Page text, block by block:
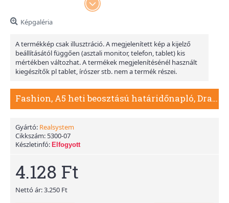
Képgaléria
A termékkép csak illusztráció. A megjelenített kép a kijelző
beállításától függően (asztali monitor, telefon, tablet) kis
mértékben változhat. A termékek megjelenítésénél használt
kiegészítők pl tablet, írószer stb. nem a termék részei.
Fashion, A5 heti beosztású határidőnapló, Drapp
Gyártó: Realsystem
Cikkszám: 5300-07
Készletinfó: Elfogyott
4.128 Ft
Nettó ár: 3.250 Ft